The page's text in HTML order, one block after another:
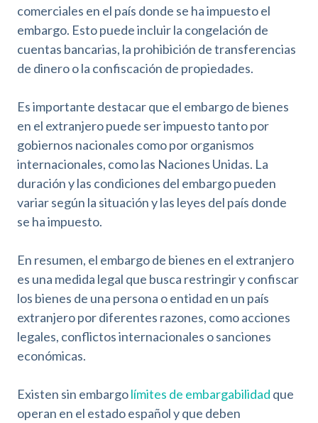
comerciales en el país donde se ha impuesto el
embargo. Esto puede incluir la congelación de
cuentas bancarias, la prohibición de transferencias
de dinero o la confiscación de propiedades.
Es importante destacar que el embargo de bienes
en el extranjero puede ser impuesto tanto por
gobiernos nacionales como por organismos
internacionales, como las Naciones Unidas. La
duración y las condiciones del embargo pueden
variar según la situación y las leyes del país donde
se ha impuesto.
En resumen, el embargo de bienes en el extranjero
es una medida legal que busca restringir y confiscar
los bienes de una persona o entidad en un país
extranjero por diferentes razones, como acciones
legales, conflictos internacionales o sanciones
económicas.
Existen sin embargolímites de embargabilidad que
operan en el estado español y que deben